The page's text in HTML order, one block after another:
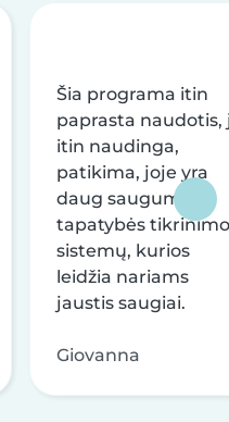
Šia programa itin
paprasta naudotis,
itin naudinga,
patikima, joje yra
daug saugumo ir
tapatybės tikrinimo
sistemų, kurios
leidžia nariams
jaustis saugiai.
Giovanna